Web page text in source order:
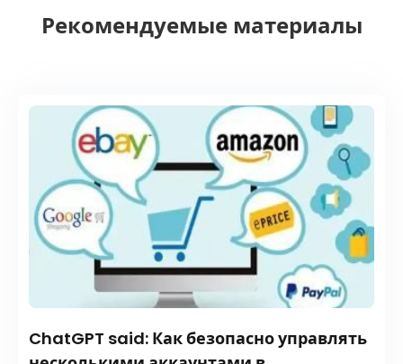
Рекомендуемые материалы
ChatGPT said: Как безопасно управлять